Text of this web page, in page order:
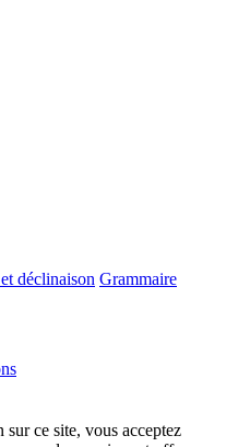
et déclinaison Grammaire
ce site, vous acceptez